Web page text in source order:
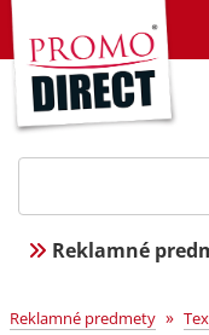
Reklamné
Reklamné predmety »